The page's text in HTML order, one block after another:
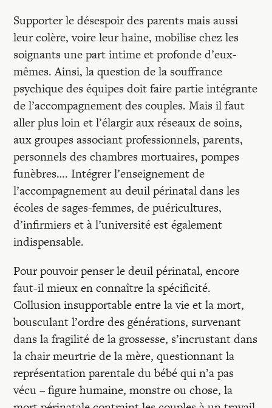
Supporter le désespoir des parents mais aussi
leur colère, voire leur haine, mobilise chez les
soignants une part intime et profonde d’eux-
mêmes. Ainsi, la question de la souffrance
psychique des équipes doit faire partie intégrante
de l’accompagnement des couples. Mais il faut
aller plus loin et l’élargir aux réseaux de soins,
aux groupes associant professionnels, parents,
personnels des chambres mortuaires, pompes
funèbres…. Intégrer l’enseignement de
l’accompagnement au deuil périnatal dans les
écoles de sages-femmes, de puéricultures,
d’infirmiers et à l’université est également
indispensable.
Pour pouvoir penser le deuil périnatal, encore
faut-il mieux en connaître la spécificité.
Collusion insupportable entre la vie et la mort,
bousculant l’ordre des générations, survenant
dans la fragilité de la grossesse, s’incrustant dans
la chair meurtrie de la mère, questionnant la
représentation parentale du bébé qui n’a pas
vécu – figure humaine, monstre ou chose, la